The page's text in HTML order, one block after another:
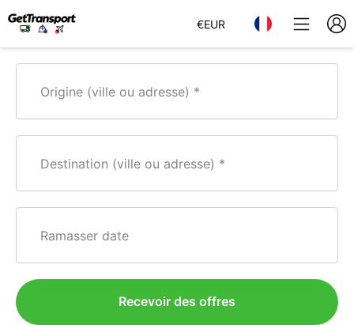
€EUR
Origine (ville ou adresse)
Destination (ville ou adresse)
Ramasser date
Recevoir des offres